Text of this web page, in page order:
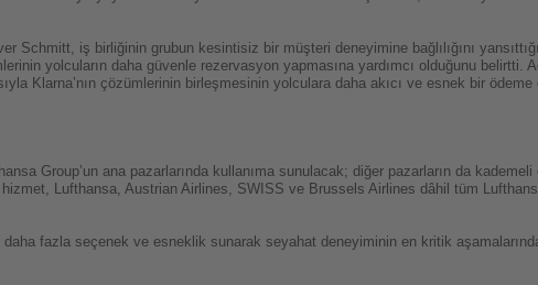
Schmitt, iş birliğinin grubun kesintisiz bir müşteri deneyimine bağlılığını
yolcuların daha güvenle rezervasyon yapmasına yardımcı olduğunu belirtti.
Klarna’nın çözümlerinin birleşmesinin yolculara daha akıcı ve esnek bir
Group’un ana pazarlarında kullanıma sunulacak; diğer pazarların da
hizmet, Lufthansa, Austrian Airlines, SWISS ve Brussels Airlines dâhil tüm
fazla seçenek ve esneklik sunarak seyahat deneyiminin en kritik